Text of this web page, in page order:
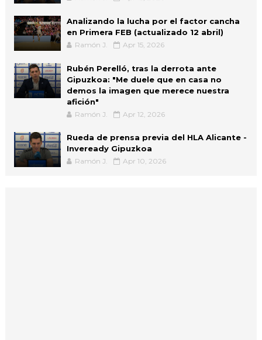
Analizando la lucha por el factor cancha
en Primera FEB (actualizado 12 abril)
Ramón J. Apr 15, 2026
Rubén Perelló, tras la derrota ante
Gipuzkoa: "Me duele que en casa no
demos la imagen que merece nuestra
afición"
Ramón J. Apr 12, 2026
Rueda de prensa previa del HLA Alicante -
Inveready Gipuzkoa
Ramón J. Apr 10, 2026